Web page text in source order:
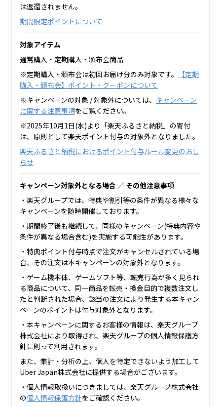
は返還されません。
期間限定ポイントについて
対象アイテム
通常購入・定期購入・頒布会商品
※定期購入・頒布会は初回お届け分のみ対象です。
【定期
購入・頒布会】ポイント・クーポンについて
※キャンペーンの対象 / 対象外については、 キャンペーン
に関する注意事項をご覧ください。
※2025年10月1日(水)より「楽天ふるさと納税」の寄付
は、原則として楽天ポイント付与の対象外となりました。
楽天ふるさと納税におけるポイント付与ルール変更のおし
らせ
キャンペーン対象外となる場合 ／ その他注意事項
・楽天グループでは、特典や割引等の条件が異なる様々な
キャンペーンを随時開催しております。
・期間終了後も継続して、同様のキャンペーン(特典内容や
条件が異なる場合含む)を実施する可能性があります。
・特典ポイント付与時点で注文がキャンセルされている場
合、その注文は本キャンペーンの対象外となります。
・ゲーム機本体、ゲームソフト等、転売行為が多く見られ
る商品について、同一商品を転売・換金目的で複数注文し
たと判断された場合、該当の注文により発生する本キャン
ペーンのポイントは付与対象外となります。
・本キャンペーンに関するお客様の情報は、楽天グループ
株式会社により取得され、楽天グループの個人情報保護方
針に則って利用されます。
また、集計・分析の上、個人を特定できないよう加工して
Uber Japan株式会社に提供する場合がございます。
・個人情報取扱いにつきましては、楽天グループ株式会社
の個人情報保護方針をご確認ください。